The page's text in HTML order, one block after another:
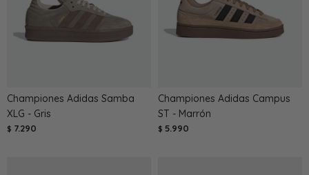
Championes Adidas Samba
XLG - Gris
$ 7.290
Championes Adidas Campus
ST - Marrón
$ 5.990